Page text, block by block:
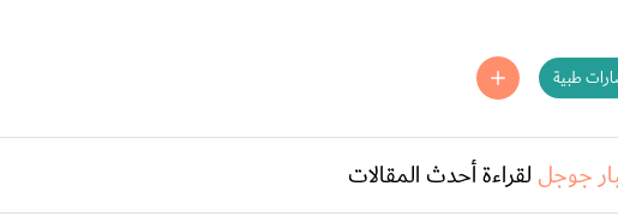
طبية
جوجل لقراءة أحدث المقالات